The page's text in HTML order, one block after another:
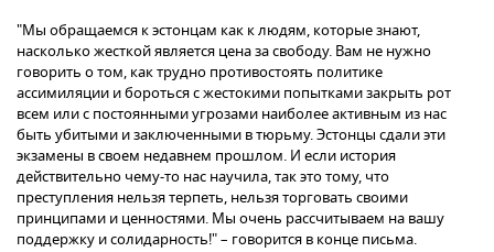
"Мы обращаемся к эстонцам как к людям, которые знают,
насколько жесткой является цена за свободу. Вам не нужно
говорить о том, как трудно противостоять политике
ассимиляции и бороться с жестокими попытками закрыть рот
всем или с постоянными угрозами наиболее активным из нас
быть убитыми и заключенными в тюрьму. Эстонцы сдали эти
экзамены в своем недавнем прошлом. И если история
действительно чему-то нас научила, так это тому, что
преступления нельзя терпеть, нельзя торговать своими
принципами и ценностями. Мы очень рассчитываем на вашу
поддержку и солидарность!" – говорится в конце письма.